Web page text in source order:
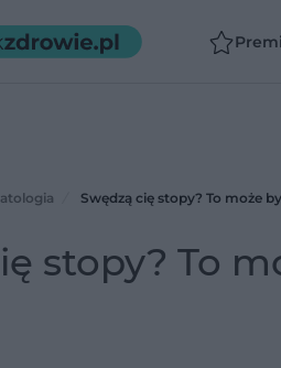
Swędzą cię stopy? To może
stopy? To